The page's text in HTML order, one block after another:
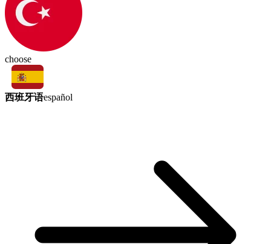
choose
西班牙语español